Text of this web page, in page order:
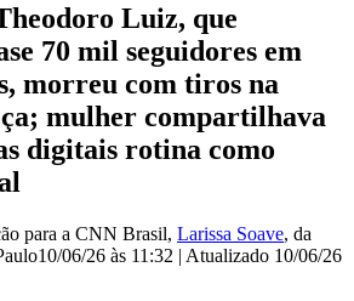
Luiz, que
70 mil seguidores em
morreu com tiros na
mulher compartilhava
digitais rotina como
para a CNN Brasil, Larissa Soave, da
10/06/26 às 11:32 | Atualizado 10/06/26